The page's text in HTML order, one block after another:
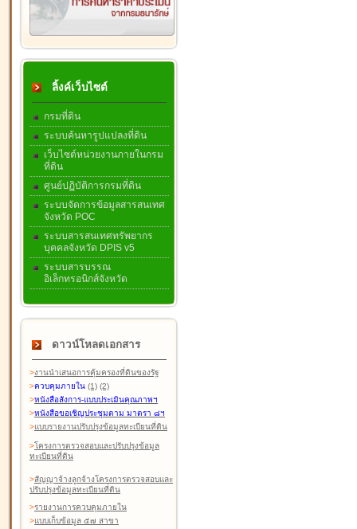
ลิ้งค์เว็บไซต์
กรมที่ดิน
ระบบค้นหารูปแปลงที่ดิน
เว็บไซต์หน่วยงานภายในกรม
ที่ดิน
ศูนย์ปฏิบัติการกรมที่ดิน
ระบบจัดการข้อมูลสารสนเทศ
จังหวัด POC
ระบบสารสนเทศทรัพยากร
บุคคลจังหวัด DPIS v5
ระบบสารบรรณ
อิเล็กทรอนิกส์จังหวัด
ดาวน์โหลดเอกสาร
>งานนำเสนอการคุ้มครองที่ดินของรัฐ
>ควบคุมภายใน (1) (2)
>หนังสือสังการ-แบบประเมินคุณภาพฯ
>หนังสือขอเชิญประชุมตาม มาตรา ๘ฯ
>แบบรายงานปรับปรุงข้อมูลทะเบียนที่ดิน
>โครงการตรวจสอบและปรับปรุงข้อมูล
ทะเบียนที่ดิน
>สัญญาจ้างลูกจ้างโครงการตรวจสอบและ
ปรับปรุงข้อมูลทะเบียนที่ดิน
>รายงานการควบคุมภายใน
>แบบเก็บข้อมูล ๕๗ สาขา